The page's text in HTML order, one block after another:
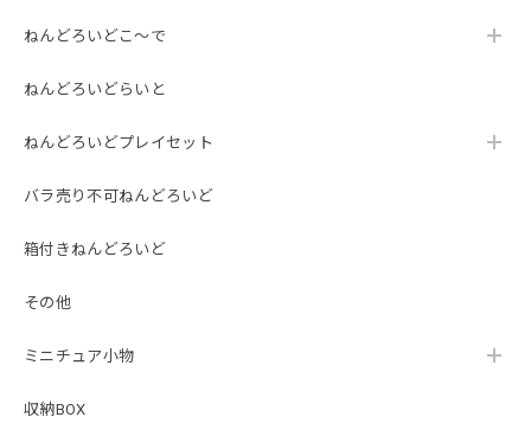
ねんどろいどこ～で
ねんどろいどらいと
ねんどろいどプレイセット
バラ売り不可ねんどろいど
箱付きねんどろいど
その他
ミニチュア小物
収納BOX